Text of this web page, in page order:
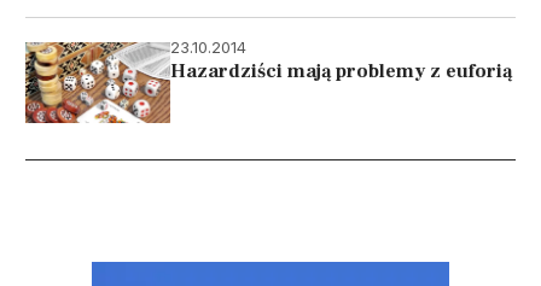
23.10.2014
Hazardziści mają problemy z euforią